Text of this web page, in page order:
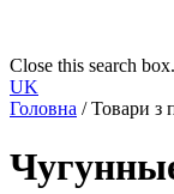
Close this search box.
UK
Головна / Товари з